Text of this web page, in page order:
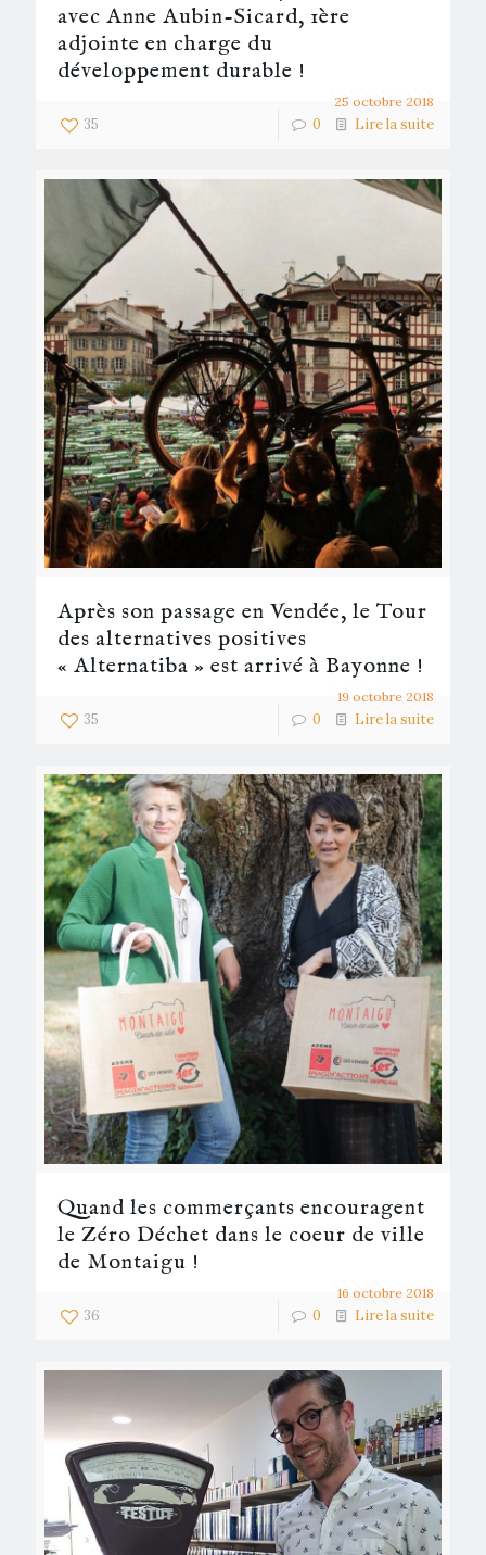
25 octobre 2018
avec Anne Aubin-Sicard, 1ère
adjointe en charge du
développement durable !
35 0 Lire la suite
19 octobre 2018
Après son passage en Vendée, le Tour
des alternatives positives
« Alternatiba » est arrivé à Bayonne !
35 0 Lire la suite
16 octobre 2018
Quand les commerçants encouragent
le Zéro Déchet dans le coeur de ville
de Montaigu !
36 0 Lire la suite